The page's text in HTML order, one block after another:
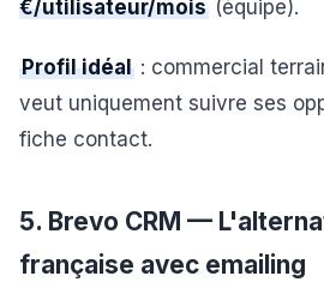
€/utilisateur/mois (équipe).
Profil idéal : commercial
veut uniquement suivre ses
fiche contact.
5. Brevo CRM —
française avec emailing